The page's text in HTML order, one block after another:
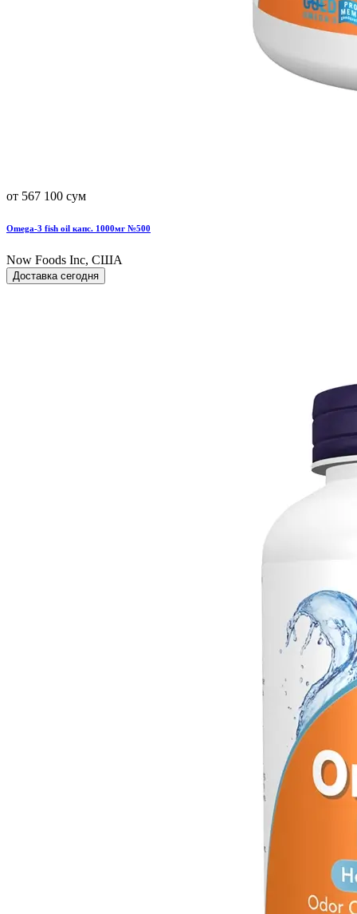
от 567 100 сум
Omega-3 fish oil капс. 1000мг №500
Now Foods Inc, США
Доставка сегодня